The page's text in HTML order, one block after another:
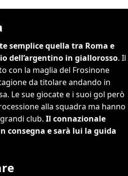
semplice quella tra Roma e
dell’argentino in giallorosso. Il
con la maglia del Frosinone
da titolare andando in
Le sue giocate e i suoi gol però
alla squadra ma hanno
club. Il connazionale
consegna e sarà lui la guida